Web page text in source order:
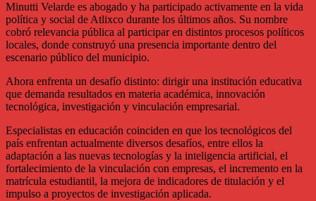
Minutti Velarde es abogado y ha participado activamente en la vida
política y social de Atlixco durante los últimos años. Su nombre
cobró relevancia pública al participar en distintos procesos políticos
locales, donde construyó una presencia importante dentro del
escenario público del municipio.
Ahora enfrenta un desafío distinto: dirigir una institución educativa
que demanda resultados en materia académica, innovación
tecnológica, investigación y vinculación empresarial.
Especialistas en educación coinciden en que los tecnológicos del
país enfrentan actualmente diversos desafíos, entre ellos la
adaptación a las nuevas tecnologías y la inteligencia artificial, el
fortalecimiento de la vinculación con empresas, el incremento en la
matrícula estudiantil, la mejora de indicadores de titulación y el
impulso a proyectos de investigación aplicada.